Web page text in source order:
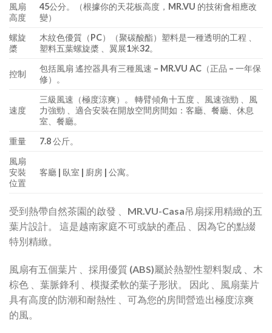
風扇
高度
45公分。（根據你的天花板高度，MR.VU 的技術會相應改
變）
螺旋
槳
木紋色優質（PC）（聚碳酸酯）塑料是一種透明的工程 、
塑料五葉螺旋槳 、翼展1米32。
控制
包括風扇 遙控器具有三種風速 – MR.VU AC（正品 – 一年保
修）。
速度
三級風速（極度涼爽）。 轉臂傾角十五度 、風速強勁 、風
力強勁 、適合安裝在開放空間房間如：客廳、餐廳、休息
室、餐廳。
重量
7.8 公斤。
風扇
安裝
位置
客廳 | 臥室 | 廚房 | 公寓。
受到熱帶自然茶園的啟發 、MR.VU-Casa吊扇採用精緻的五
葉片設計。 這是越南家庭不可或缺的產品 、因為它的點綴
特別精緻。
風扇有五個葉片 、採用優質 (ABS)屬於熱塑性塑料製成 、木
棕色 、葉脈鋒利 、模擬柔軟的葉子形狀。 因此 、風扇葉片
具有高度的防潮和耐熱性 、可為您的房間營造出極度涼爽
的風。